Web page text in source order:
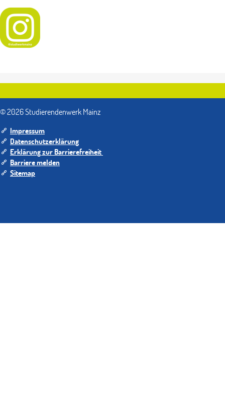
© 2026 Studierendenwerk Mainz
Impressum
Datenschutzerklärung
Erklärung zur Barrierefreiheit
Barriere melden
Sitemap